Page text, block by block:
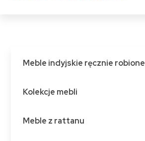
Meble indyjskie ręcznie robione
Kolekcje mebli
Meble z rattanu